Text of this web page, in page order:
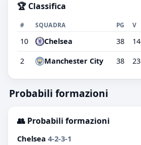
🏆 Classifica
# SQUADRA PG V
10 Chelsea 38 14
2 Manchester City 38 23
Probabili formazioni
👥 Probabili formazioni
Chelsea 4-2-3-1